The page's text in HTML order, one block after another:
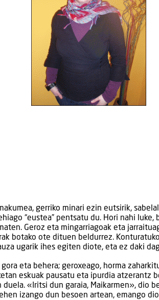
gerriko minari ezin eutsirik,
“eustea” pentsatu du. Hori nahi luke,
Geroz eta mingarriagoak eta
botako ote dituen beldurrez.
ugarik ihes egiten diote, eta ez daki
eta behera; geroxeago, horma
eskuak pausatu eta ipurdia atzerantz
«Iritsi dun garaia, Maikarmen», dio
izango dun besoen artean, emango